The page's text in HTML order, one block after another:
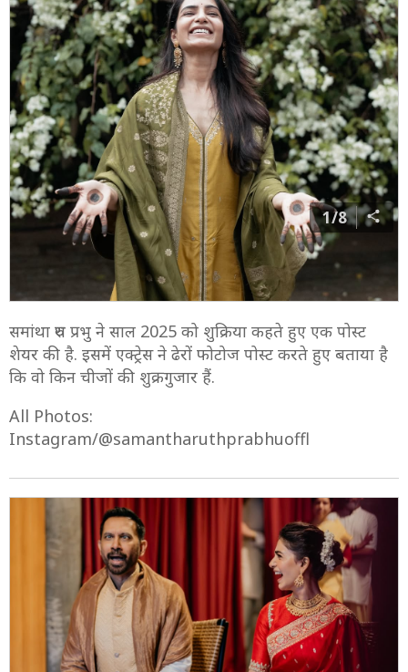
1/8
समांथा रुथ प्रभु ने साल 2025 को शुक्रिया कहते हुए एक पोस्ट
शेयर की है. इसमें एक्ट्रेस ने ढेरों फोटोज पोस्ट करते हुए बताया है
कि वो किन चीजों की शुक्रगुजार हैं.
All Photos:
Instagram/@samantharuthprabhuoffl